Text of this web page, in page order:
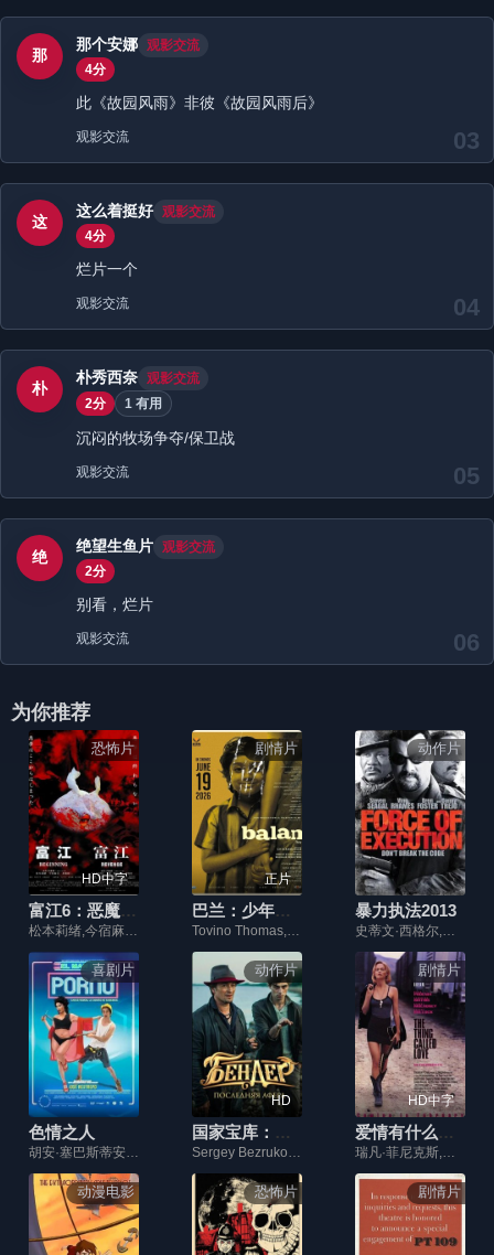
03
那
那个安娜 观影交流
4分
此《故园风雨》非彼《故园风雨后》
观影交流
04
这
这么着挺好 观影交流
4分
烂片一个
观影交流
05
朴
朴秀西奈 观影交流
2分
1 有用
沉闷的牧场争夺/保卫战
观影交流
06
绝
绝望生鱼片 观影交流
2分
别看，烂片
观影交流
为你推荐
恐怖片
HD中字
富江6：恶魔再生
松本莉绪,今宿麻美,水桥研二
剧情片
正片
巴兰：少年寻踪
Tovino Thomas,Farzana Palathingal,Abhiram Radhakrishnan
动作片
暴力执法2013
史蒂文·西格尔,丹尼·特雷霍,詹妮加布里埃尔,文·瑞姆斯,布伦·福斯特
喜剧片
色情之人
胡安·塞巴斯蒂安·卡莱罗,路易斯·爱德华多·阿兰戈,塔蒂亚娜·阿里扎,阿罗哈·哈菲兹,维多利亚·埃尔南德斯
动作片
HD
国家宝库：黄金权杖
Sergey Bezrukov,Aram Vardevanyan,Taisiya Vilkova,Andrey Burkovskiy,Alexey Dmitriev,Ivan Kokorin,Olga Sutulova,Artyom Tkachenko
剧情片
HD中字
爱情有什么道理
瑞凡·菲尼克斯,萨曼莎·玛西丝,德蒙特·莫罗尼,桑德拉·布洛克,安东尼·克拉克
动漫电影 恐怖片 剧情片